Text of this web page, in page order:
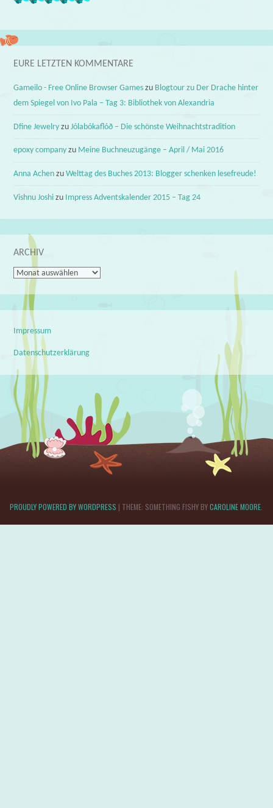
EURE LETZTEN KOMMENTARE
Gameilo - Free Online Browser Games zu Blogtour zu Der Drache hinter
dem Spiegel von Ivo Pala – Tag 3: Bibliothek von Alexandria
Dfine Jewelry zuJólabókaflóð – Die schönste Weihnachtstradition
epoxy company zu Meine Buchneuzugänge – April / Mai 2016
Anna Achen zuWelttag des Buches 2013: Blogger schenken lesefreude!
Vishnu Joshi zu Impress Adventskalender 2015 – Tag 24
ARCHIV
Archiv
Impressum
Datenschutzerklärung
PROUDLY POWERED BY WORDPRESS | THEME: SOMETHING FISHY BYCAROLINE MOORE.